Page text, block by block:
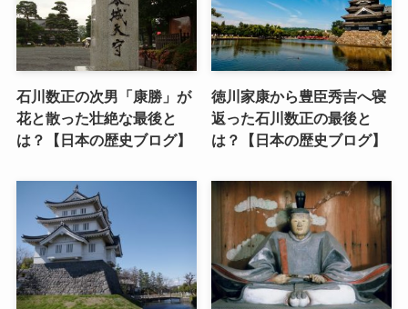
石川数正の次男「康勝」が
花と散った壮絶な最後と
は？【日本の歴史ブログ】
徳川家康から豊臣秀吉へ寝
返った石川数正の最後と
は？【日本の歴史ブログ】